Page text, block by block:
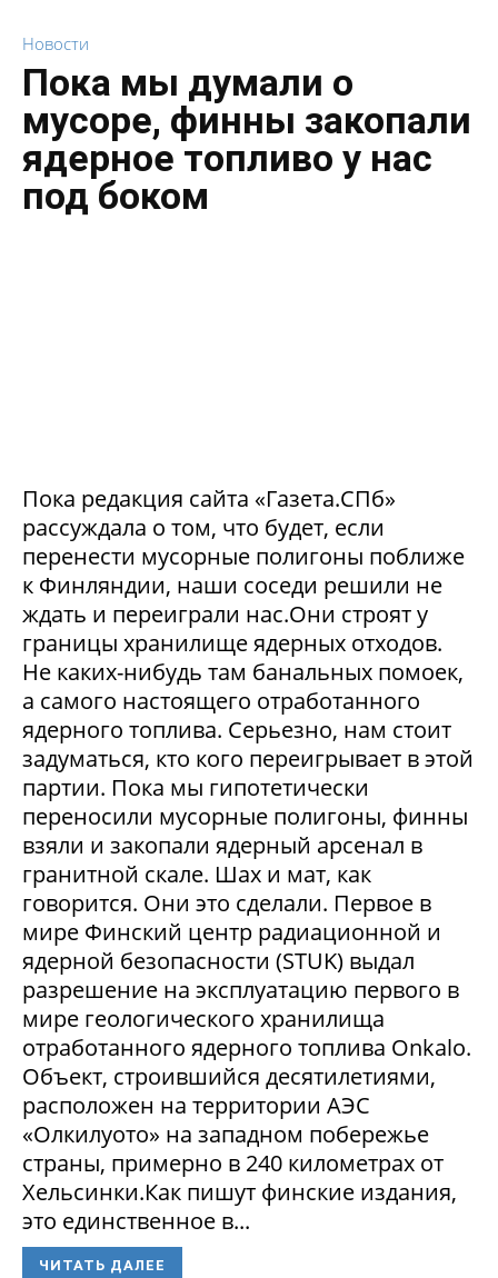
Новости
Пока мы думали о
мусоре, финны закопали
ядерное топливо у нас
под боком
Пока редакция сайта «Газета.СПб»
рассуждала о том, что будет, если
перенести мусорные полигоны поближе
к Финляндии, наши соседи решили не
ждать и переиграли нас.Они строят у
границы хранилище ядерных отходов.
Не каких-нибудь там банальных помоек,
а самого настоящего отработанного
ядерного топлива. Серьезно, нам стоит
задуматься, кто кого переигрывает в этой
партии. Пока мы гипотетически
переносили мусорные полигоны, финны
взяли и закопали ядерный арсенал в
гранитной скале. Шах и мат, как
говорится. Они это сделали. Первое в
мире Финский центр радиационной и
ядерной безопасности (STUK) выдал
разрешение на эксплуатацию первого в
мире геологического хранилища
отработанного ядерного топлива Onkalo.
Объект, строившийся десятилетиями,
расположен на территории АЭС
«Олкилуото» на западном побережье
страны, примерно в 240 километрах от
Хельсинки.Как пишут финские издания,
это единственное в...
ЧИТАТЬ ДАЛЕЕ